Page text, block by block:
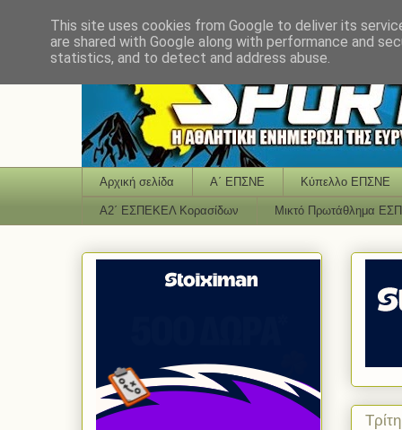
Αρχική σελίδα Α΄ ΕΠΣΝΕ Κύπελλο ΕΠΣΝΕ
Α2΄ ΕΣΠΕΚΕΛ Κορασίδων Μικτό Πρωτάθλημα
This site uses cookies from Google to deliver its
are shared with Google along with performance and
statistics, and to detect and address abuse.